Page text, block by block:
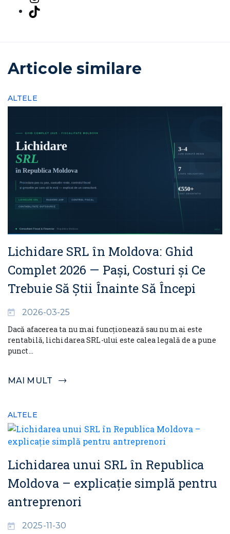
Articole similare
ALTELE
Lichidare SRL în Moldova: Ghid
Complet 2026 — Pași, Costuri și Ce
Trebuie Să Știi Înainte Să Începi
2026-03-25
Dacă afacerea ta nu mai funcționează sau nu mai este
rentabilă, lichidarea SRL-ului este calea legală de a pune
punct...
MAI MULT
ALTELE
Lichidarea unui SRL în Republica
Moldova – explicație simplă pentru
antreprenori
2025-11-30